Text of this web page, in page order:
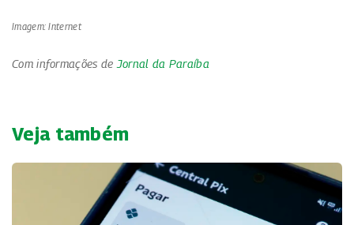
Imagem: Internet
Com informações deJornal da Paraíba
Veja também